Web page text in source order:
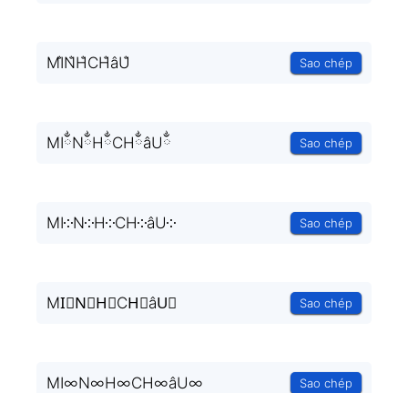
MI̐N̐H̐CH̐âU̐ Sao chép
MIྂNྂHྂCHྂâUྂ Sao chép
MI༶N༶H༶CH༶âU༶ Sao chép
MI⃒N⃒H⃒CH⃒âU⃒ Sao chép
MI∞N∞H∞CH∞âU∞ Sao chép